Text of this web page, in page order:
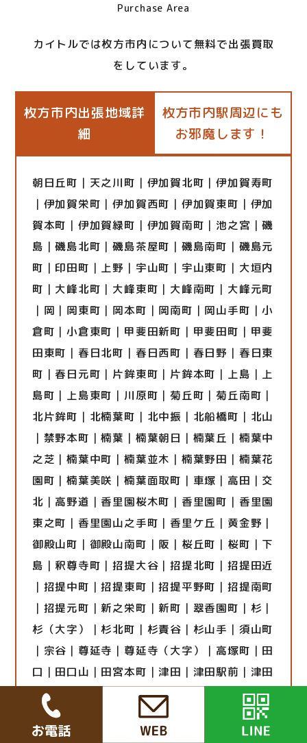
Purchase Area
カイトルでは枚方市内について無料で出張買取
をしています。
枚方市内出張地域詳
細
枚方市内駅周辺にも
お邪魔します！
朝日丘町｜天之川町｜伊加賀北町｜伊加賀寿町
｜伊加賀栄町｜伊加賀西町｜伊加賀東町｜伊加
賀本町｜伊加賀緑町｜伊加賀南町｜池之宮｜磯
島｜磯島北町｜磯島茶屋町｜磯島南町｜磯島元
町｜印田町｜上野｜宇山町｜宇山東町｜大垣内
町｜大峰北町｜大峰東町｜大峰南町｜大峰元町
｜岡｜岡東町｜岡本町｜岡南町｜岡山手町｜小
倉町｜小倉東町｜甲斐田新町｜甲斐田町｜甲斐
田東町｜春日北町｜春日西町｜春日野｜春日東
町｜春日元町｜片鉾東町｜片鉾本町｜上島｜上
島町｜上島東町｜川原町｜菊丘町｜菊丘南町｜
北片鉾町｜北楠葉町｜北中振｜北船橋町｜北山
｜禁野本町｜楠葉｜楠葉朝日｜楠葉丘｜楠葉中
之芝｜楠葉中町｜楠葉並木｜楠葉野田｜楠葉花
園町｜楠葉美咲｜楠葉面取町｜車塚｜高田｜交
北｜高野道｜香里園桜木町｜香里園町｜香里園
東之町｜香里園山之手町｜香里ケ丘｜黄金野｜
御殿山町｜御殿山南町｜阪｜桜丘町｜桜町｜下
島｜釈尊寺町｜招提大谷｜招提北町｜招提田近
｜招提中町｜招提東町｜招提平野町｜招提南町
｜招提元町｜新之栄町｜新町｜翠香園町｜杉｜
杉（大字）｜杉北町｜杉責谷｜杉山手｜須山町
｜宗谷｜尊延寺｜尊延寺（大字）｜高塚町｜田
口｜田口山｜田宮本町｜津田｜津田駅前｜津田
北町｜津田西町｜津田東町｜津田南町｜津田元
町｜津田山手｜堤町｜出口｜出屋敷西町｜出屋
敷元町｜藤田町｜堂山｜堂山東町｜中宮大池｜